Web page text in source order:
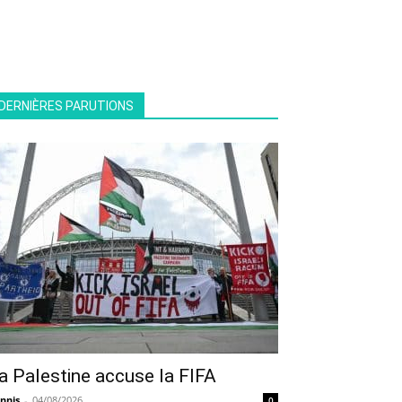
PARUTIONS
Palestine accuse la FIFA